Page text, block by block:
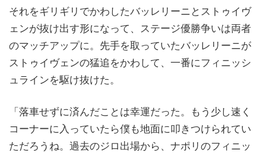
それをギリギリでかわしたバッレリーニとストゥイヴ
ェンが抜け出す形になって、ステージ優勝争いは両者
のマッチアップに。先手を取っていたバッレリーニが
ストゥイヴェンの猛追をかわして、一番にフィニッシ
ュラインを駆け抜けた。
「落車せずに済んだことは幸運だった。もう少し速く
コーナーに入っていたら僕も地面に叩きつけられてい
ただろうね。過去のジロ出場から、ナポリのフィニッ